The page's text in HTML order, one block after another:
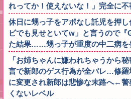
れってか！使えないな！」完全に不
休日に甥っ子をアポなし託児を押
ビでも見せといてw」と言うので
た結果……甥っ子が重度の中二病を
「お姉ちゃんに嫌われちゃうから
言で新郎のゲス行為が全バレ…修羅
に変更され新郎は悲惨な末路へ←警
くないレベル